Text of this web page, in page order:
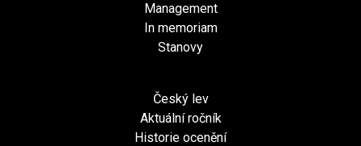
Management
In memoriam
Stanovy
Český lev
Aktuální ročník
Historie ocenění